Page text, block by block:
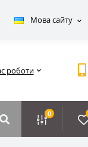
Мова сайту
роботи
0